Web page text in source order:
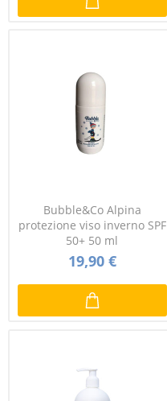
Bubble&Co Alpina
protezione viso inverno SPF
50+ 50 ml
19,90 €